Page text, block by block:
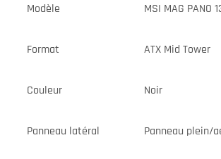
Modèle MSI MAG PANO
Format ATX Mid Tower
Couleur Noir
Panneau latéral Panneau plein/